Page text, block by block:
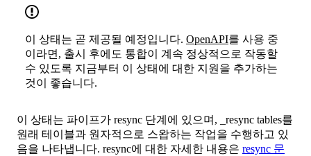
이 상태는 곧 제공될 예정입니다. OpenAPI를 사용 중
이라면, 출시 후에도 통합이 계속 정상적으로 작동할
수 있도록 지금부터 이 상태에 대한 지원을 추가하는
것이 좋습니다.
이 상태는 파이프가 resync 단계에 있으며, _resync tables를
원래 테이블과 원자적으로 스왑하는 작업을 수행하고 있
음을 나타냅니다. resync에 대한 자세한 내용은 resync 문